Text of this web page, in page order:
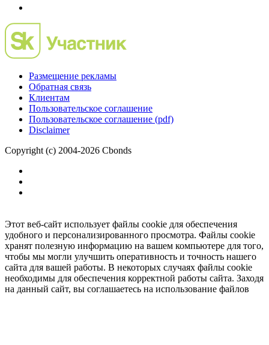
Размещение рекламы
Обратная связь
Клиентам
Пользовательское соглашение
Пользовательское соглашение (pdf)
Disclaimer
Copyright (c) 2004-2026 Cbonds
Этот веб-сайт использует файлы cookie для обеспечения
удобного и персонализированного просмотра. Файлы cookie
хранят полезную информацию на вашем компьютере для того,
чтобы мы могли улучшить оперативность и точность нашего
сайта для вашей работы. В некоторых случаях файлы cookie
необходимы для обеспечения корректной работы сайта. Заходя
на данный сайт, вы соглашаетесь на использование файлов